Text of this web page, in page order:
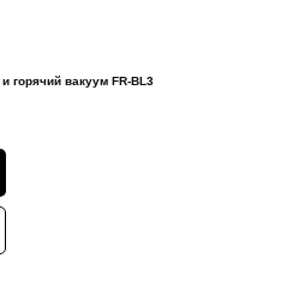
горячий вакуум FR-BL3